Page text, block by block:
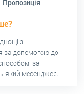
Пропозиція
з
за допомогою до
за
який месенджер.